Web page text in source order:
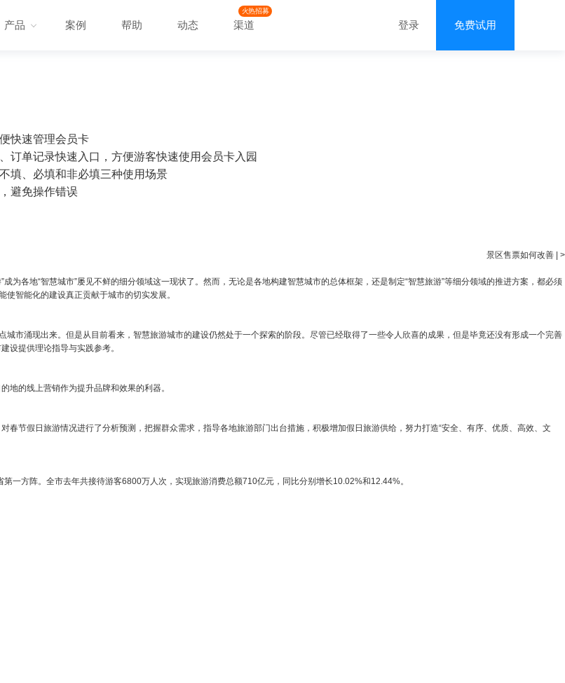
产品 案例 帮助 动态
火热招募
渠道 登录 免费试用
快速管理会员卡
订单记录快速入口，方便游客快速使用会员卡入园
填、必填和非必填三种使用场景
避免操作错误
景区售票如何改善 >
为各地“智慧城市”屡见不鲜的细分领域这一现状了。然而，无论是各地构建智慧城市的总体框架，还是制定“智慧旅游”等细分领域的推进方案，都必须
智能化的建设真正贡献于城市的切实发展。
市涌现出来。但是从目前看来，智慧旅游城市的建设仍然处于一个探索的阶段。尽管已经取得了一些令人欣喜的成果，但是毕竟还没有形成一个完善
设提供理论指导与实践参考。
地的线上营销作为提升品牌和效果的利器。
节假日旅游情况进行了分析预测，把握群众需求，指导各地旅游部门出台措施，积极增加假日旅游供给，努力打造“安全、有序、优质、高效、文
一方阵。全市去年共接待游客6800万人次，实现旅游消费总额710亿元，同比分别增长10.02%和12.44%。